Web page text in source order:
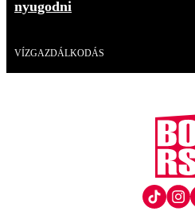
nyugodni
VÍZGAZDÁLKODÁS